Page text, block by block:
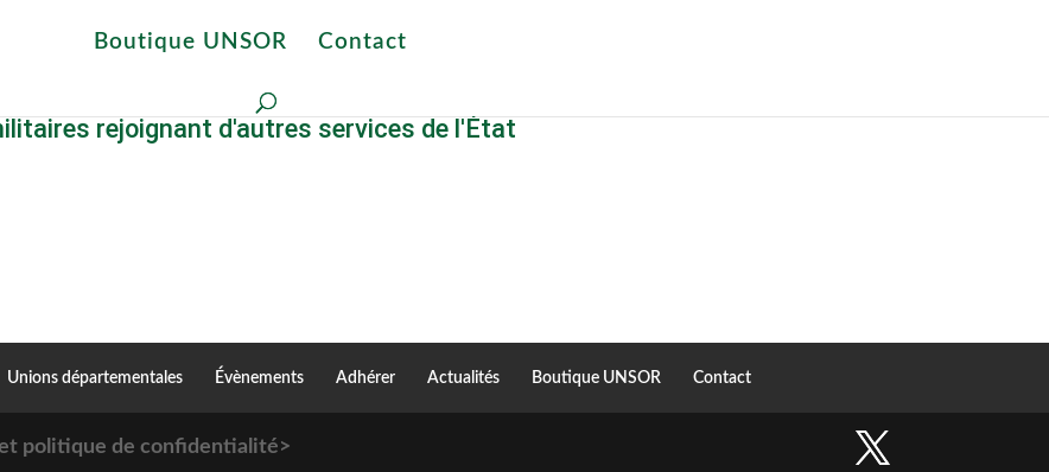
Boutique UNSOR Contact
rejoignant d'autres services de l'État
Unions départementales Évènements Adhérer Actualités Boutique UNSOR Contact
politique de confidentialité>